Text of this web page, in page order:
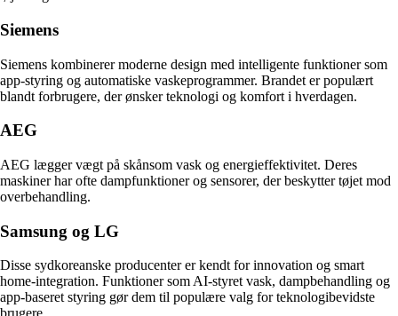
Siemens
Siemens kombinerer moderne design med intelligente funktioner som
app-styring og automatiske vaskeprogrammer. Brandet er populært
blandt forbrugere, der ønsker teknologi og komfort i hverdagen.
AEG
AEG lægger vægt på skånsom vask og energieffektivitet. Deres
maskiner har ofte dampfunktioner og sensorer, der beskytter tøjet mod
overbehandling.
Samsung og LG
Disse sydkoreanske producenter er kendt for innovation og smart
home-integration. Funktioner som AI-styret vask, dampbehandling og
app-baseret styring gør dem til populære valg for teknologibevidste